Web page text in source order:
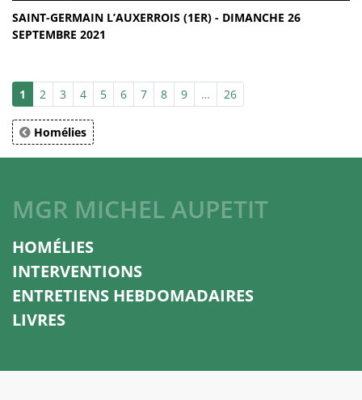
SAINT-GERMAIN L’AUXERROIS (1ER) - DIMANCHE 26
SEPTEMBRE 2021
1 2 3 4 5 6 7 8 9 … 26
Homélies
MGR MICHEL AUPETIT
HOMÉLIES
INTERVENTIONS
ENTRETIENS HEBDOMADAIRES
LIVRES